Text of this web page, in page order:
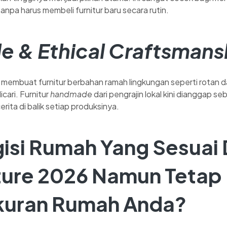
harus membeli furnitur baru secara rutin.
& Ethical
furnitur berbahan ramah lingkungan seperti rotan
Furniturhandmadedari pengrajin lokal kini dianggap
di balik setiap produksinya.
Rumah Yang Sesuai
2026 Namun Tetap
Rumah Anda?